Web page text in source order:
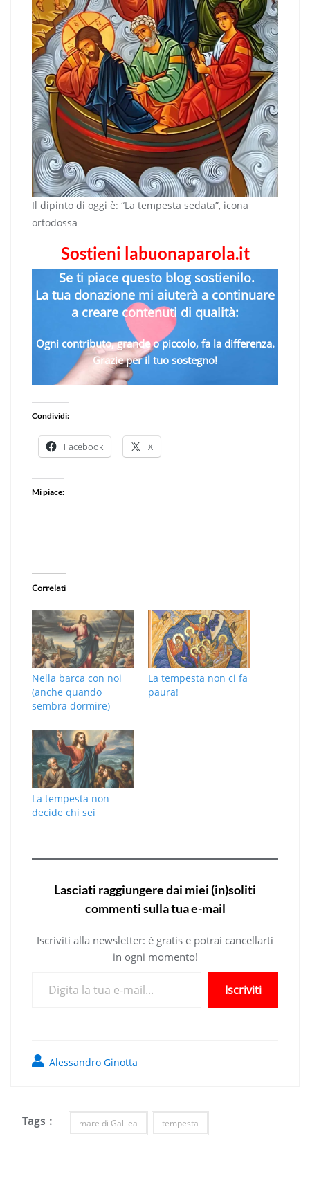
Il dipinto di oggi è: “La tempesta sedata”, icona
ortodossa
Sostieni labuonaparola.it
Se ti piace questo blog sostienilo.
La tua donazione mi aiuterà a continuare
a creare contenuti di qualità:
Ogni contributo, grande o piccolo, fa la differenza.
Grazie per il tuo sostegno!
Condividi:
Facebook X
Mi piace:
Correlati
Nella barca con noi
(anche quando
sembra dormire)
La tempesta non ci fa
paura!
La tempesta non
decide chi sei
Lasciati raggiungere dai miei (in)soliti
commenti sulla tua e-mail
Iscriviti alla newsletter: è gratis e potrai cancellarti
in ogni momento!
Iscriviti
Alessandro Ginotta
Tags : mare di Galilea tempesta